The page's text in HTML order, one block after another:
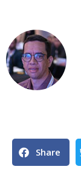
Share